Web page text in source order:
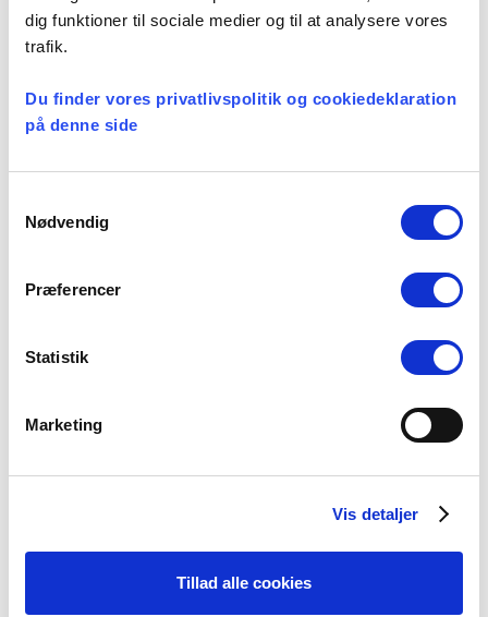
dig funktioner til sociale medier og til at analysere vores
trafik.
Du finder vores privatlivspolitik og cookiedeklaration
på denne side
Nødvendig
Præferencer
Statistik
Marketing
Vis detaljer
Tillad alle cookies
Reg. nr. og konto nr. hvortil evt. legattildeling
Reg. nr.*